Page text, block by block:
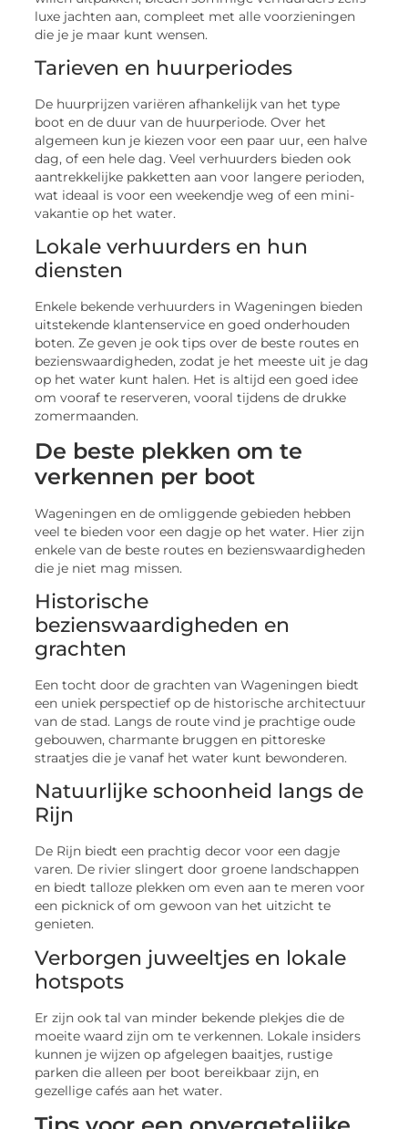
luxe jachten aan, compleet met alle voorzieningen
die je je maar kunt wensen.
Tarieven en huurperiodes
De huurprijzen variëren afhankelijk van het type
boot en de duur van de huurperiode. Over het
algemeen kun je kiezen voor een paar uur, een halve
dag, of een hele dag. Veel verhuurders bieden ook
aantrekkelijke pakketten aan voor langere perioden,
wat ideaal is voor een weekendje weg of een mini-
vakantie op het water.
Lokale verhuurders en hun
diensten
Enkele bekende verhuurders in Wageningen bieden
uitstekende klantenservice en goed onderhouden
boten. Ze geven je ook tips over de beste routes en
bezienswaardigheden, zodat je het meeste uit je dag
op het water kunt halen. Het is altijd een goed idee
om vooraf te reserveren, vooral tijdens de drukke
zomermaanden.
De beste plekken om te
verkennen per boot
Wageningen en de omliggende gebieden hebben
veel te bieden voor een dagje op het water. Hier zijn
enkele van de beste routes en bezienswaardigheden
die je niet mag missen.
Historische
bezienswaardigheden en
grachten
Een tocht door de grachten van Wageningen biedt
een uniek perspectief op de historische architectuur
van de stad. Langs de route vind je prachtige oude
gebouwen, charmante bruggen en pittoreske
straatjes die je vanaf het water kunt bewonderen.
Natuurlijke schoonheid langs de
Rijn
De Rijn biedt een prachtig decor voor een dagje
varen. De rivier slingert door groene landschappen
en biedt talloze plekken om even aan te meren voor
een picknick of om gewoon van het uitzicht te
genieten.
Verborgen juweeltjes en lokale
hotspots
Er zijn ook tal van minder bekende plekjes die de
moeite waard zijn om te verkennen. Lokale insiders
kunnen je wijzen op afgelegen baaitjes, rustige
parken die alleen per boot bereikbaar zijn, en
gezellige cafés aan het water.